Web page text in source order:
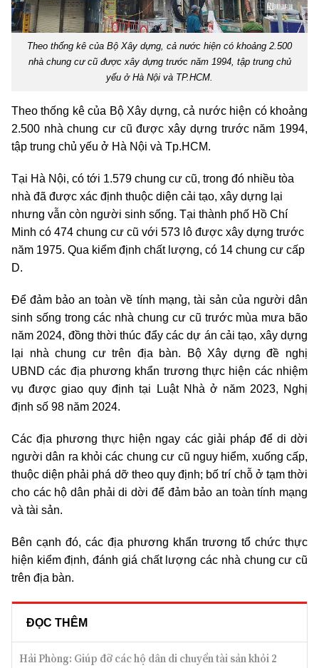
Theo thống kê của Bộ Xây dựng, cả nước hiện có khoảng 2.500
nhà chung cư cũ được xây dựng trước năm 1994, tập trung chủ
yếu ở Hà Nội và TP.HCM.
Theo thống kê của Bộ Xây dựng, cả nước hiện có khoảng
2.500 nhà chung cư cũ được xây dựng trước năm 1994,
tập trung chủ yếu ở Hà Nội và Tp.HCM.
Tại Hà Nội, có tới 1.579 chung cư cũ, trong đó nhiều tòa
nhà đã được xác định thuộc diện cải tạo, xây dựng lại
nhưng vẫn còn người sinh sống. Tại thành phố Hồ Chí
Minh có 474 chung cư cũ với 573 lô được xây dựng trước
năm 1975. Qua kiểm định chất lượng, có 14 chung cư cấp
D.
Để đảm bảo an toàn về tính mạng, tài sản của người dân
sinh sống trong các nhà chung cư cũ trước mùa mưa bão
năm 2024, đồng thời thúc đẩy các dự án cải tạo, xây dựng
lại nhà chung cư trên địa bàn. Bộ Xây dựng đề nghị
UBND các địa phương khẩn trương thực hiện các nhiệm
vụ được giao quy định tại Luật Nhà ở năm 2023, Nghị
định số 98 năm 2024.
Các địa phương thực hiện ngay các giải pháp để di dời
người dân ra khỏi các chung cư cũ nguy hiểm, xuống cấp,
thuộc diện phải phá dỡ theo quy định; bố trí chỗ ở tạm thời
cho các hộ dân phải di dời để đảm bảo an toàn tính mạng
và tài sản.
Bên cạnh đó, các địa phương khẩn trương tổ chức thực
hiện kiểm định, đánh giá chất lượng các nhà chung cư cũ
trên địa bàn.
ĐỌC THÊM
Hải Phòng: Giúp đỡ các hộ dân di chuyển tài sản khỏi 2